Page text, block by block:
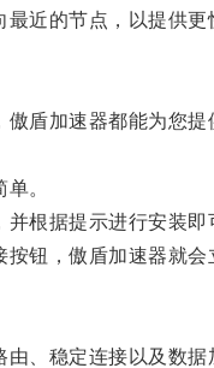
的节点，以提供更
加速器都能为您提
。
根据提示进行安装即
，傲盾加速器就会
稳定连接以及数据